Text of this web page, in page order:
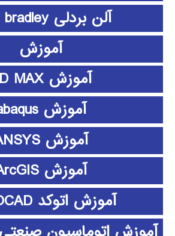
آلن بردلی Allen bradley
آموزش
آموزش 3D MAX
آموزش abaqus
آموزش ANSYS
آموزش ArcGIS
آموزش اتوکد AUTOCAD